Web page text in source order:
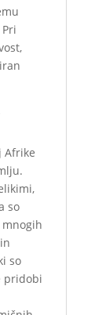
Afrike
so
so
pridobi